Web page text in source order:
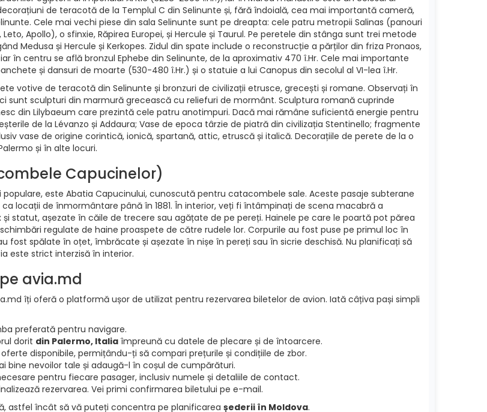
de teracotă de la Templul C din Selinunte și, fără îndoială, cea mai importantă cameră,
Cele mai vechi piese din sala Selinunte sunt pe dreapta: cele patru metropii Salinas (panouri
Apollo), o sfinxie, Răpirea Europei, și Hercule și Taurul. Pe peretele din stânga sunt trei metode
Medusa și Hercule și Kerkopes. Zidul din spate include o reconstrucție a părților din friza Pronaos,
în centru se află bronzul Ephebe din Selinunte, de la aproximativ 470 î.Hr. Cele mai importante
și dansuri de moarte (530-480 î.Hr.) și o statuie a lui Canopus din secolul al VI-lea î.Hr.
votive de teracotă din Selinunte și bronzuri de civilizații etrusce, grecești și romane. Observați în
sunt sculpturi din marmură grecească cu reliefuri de mormânt. Sculptura romană cuprinde
din Lilybaeum care prezintă cele patru anotimpuri. Dacă mai rămâne suficientă energie pentru
de la Lévanzo și Addaura; Vase de epoca târzie de piatră din civilizația Stentinello; fragmente
vase de origine corintică, ionică, spartană, attic, etruscă și italică. Decorațiile de perete de la o
și în alte locuri.
Capucinelor)
este Abatia Capucinului, cunoscută pentru catacombele sale. Aceste pasaje subterane
locații de înmormântare până în 1881. În interior, veți fi întâmpinați de scena macabră a
statut, așezate în căile de trecere sau agățate de pe pereți. Hainele pe care le poartă pot părea
regulate de haine proaspete de către rudele lor. Corpurile au fost puse pe primul loc în
fost spălate în oțet, îmbrăcate și așezate în nișe în pereți sau în sicrie deschisă. Nu planificați să
este strict interzisă în interior.
avia.md
îți oferă o platformă ușor de utilizat pentru rezervarea biletelor de avion. Iată câțiva pași simpli
preferată pentru navigare.
dorit din Palermo, Italia împreună cu datele de plecare și de întoarcere.
disponibile, permițându-ți să compari prețurile și condițiile de zbor.
bine nevoilor tale și adaugă-l în coșul de cumpărături.
pentru fiecare pasager, inclusiv numele și detaliile de contact.
rezervarea. Vei primi confirmarea biletului pe e-mail.
astfel încât să vă puteți concentra pe planificarea șederii în Moldova.